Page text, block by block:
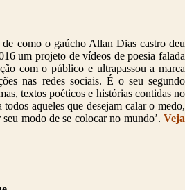
como o gaúcho Allan Dias castro deu
um projeto de vídeos de poesia falada
com o público e ultrapassou a marca
nas redes sociais. É o seu segundo
textos poéticos e histórias contidas no
aqueles que desejam calar o medo,
modo de se colocar no mundo’. Veja